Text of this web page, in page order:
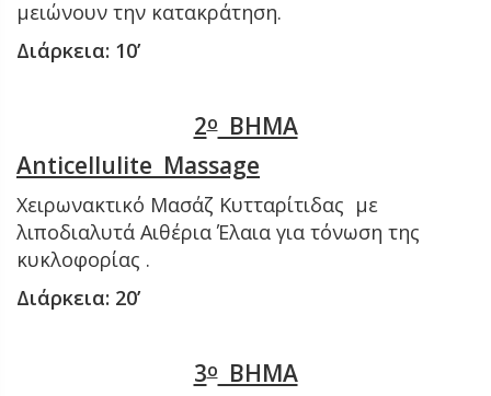
μειώνουν την κατακράτηση.
Διάρκεια: 10’
2οΒΗΜΑ
Anticellulite Massage
Χειρωνακτικό Μασάζ Κυτταρίτιδας με
λιποδιαλυτά Αιθέρια Έλαια για τόνωση της
κυκλοφορίας .
Διάρκεια: 20’
3οΒΗΜΑ